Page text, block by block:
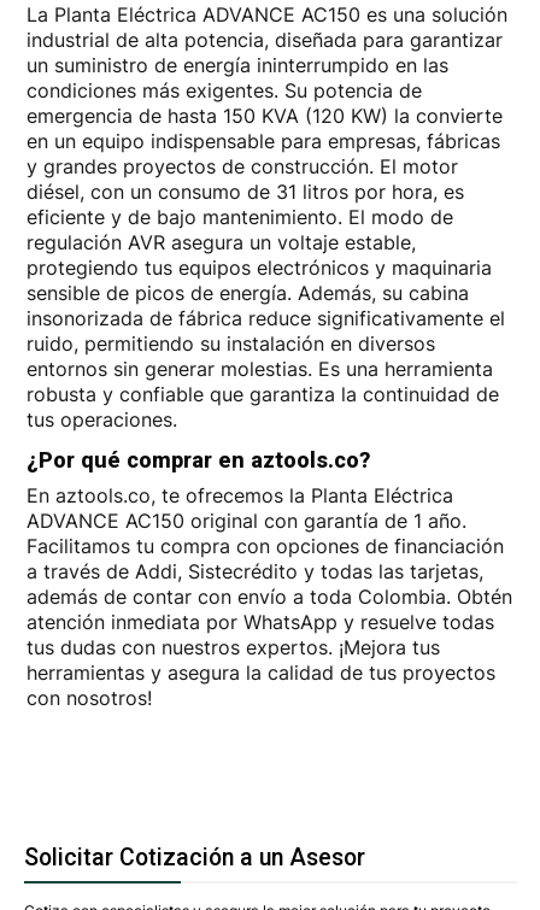
La Planta Eléctrica ADVANCE AC150 es una solución
industrial de alta potencia, diseñada para garantizar
un suministro de energía ininterrumpido en las
condiciones más exigentes. Su potencia de
emergencia de hasta 150 KVA (120 KW) la convierte
en un equipo indispensable para empresas, fábricas
y grandes proyectos de construcción. El motor
diésel, con un consumo de 31 litros por hora, es
eficiente y de bajo mantenimiento. El modo de
regulación AVR asegura un voltaje estable,
protegiendo tus equipos electrónicos y maquinaria
sensible de picos de energía. Además, su cabina
insonorizada de fábrica reduce significativamente el
ruido, permitiendo su instalación en diversos
entornos sin generar molestias. Es una herramienta
robusta y confiable que garantiza la continuidad de
tus operaciones.
¿Por qué comprar en aztools.co?
En aztools.co, te ofrecemos la Planta Eléctrica
ADVANCE AC150 original con garantía de 1 año.
Facilitamos tu compra con opciones de financiación
a través de Addi, Sistecrédito y todas las tarjetas,
además de contar con envío a toda Colombia. Obtén
atención inmediata por WhatsApp y resuelve todas
tus dudas con nuestros expertos. ¡Mejora tus
herramientas y asegura la calidad de tus proyectos
con nosotros!
Solicitar Cotización a un Asesor